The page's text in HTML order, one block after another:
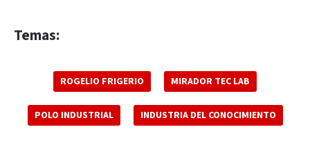
Temas:
ROGELIO FRIGERIO MIRADOR TEC LAB
POLO INDUSTRIAL INDUSTRIA DEL CONOCIMIENTO